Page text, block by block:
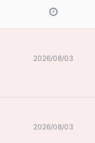
2026/08/03
2026/08/03